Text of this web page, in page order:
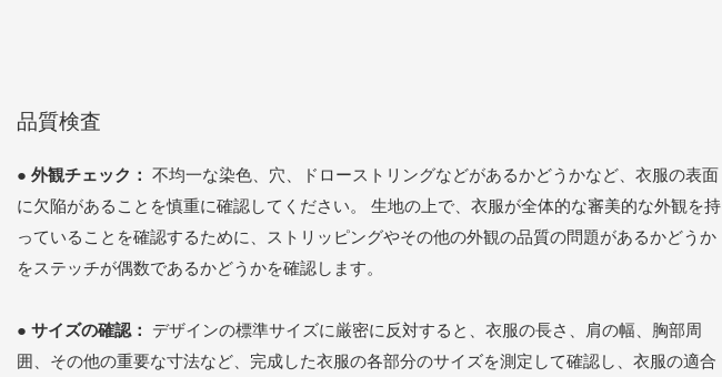
品質検査
● 外観チェック： 不均一な染色、穴、ドローストリングなどがあるかどうかなど、衣服の表面
に欠陥があることを慎重に確認してください。 生地の上で、衣服が全体的な審美的な外観を持
っていることを確認するために、ストリッピングやその他の外観の品質の問題があるかどうか
をステッチが偶数であるかどうかを確認します。
● サイズの確認： デザインの標準サイズに厳密に反対すると、衣服の長さ、肩の幅、胸部周
囲、その他の重要な寸法など、完成した衣服の各部分のサイズを測定して確認し、衣服の適合